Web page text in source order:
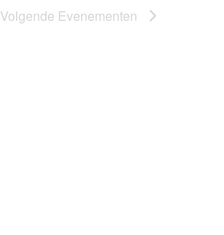
Volgende Evenementen